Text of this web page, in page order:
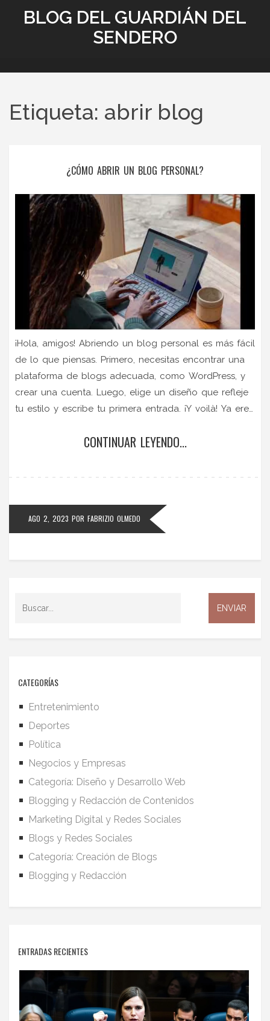
BLOG DEL GUARDIÁN DEL
SENDERO
Etiqueta: abrir blog
¿CÓMO ABRIR UN BLOG PERSONAL?
¡Hola, amigos! Abriendo un blog personal es más fácil
de lo que piensas. Primero, necesitas encontrar una
plataforma de blogs adecuada, como WordPress, y
crear una cuenta. Luego, elige un diseño que refleje
tu estilo y escribe tu primera entrada. ¡Y voilà! Ya eres
tan divertido como un paseo en un unicornio.
CONTINUAR LEYENDO...
AGO 2, 2023 POR FABRIZIO OLMEDO
CATEGORÍAS
Entretenimiento
Deportes
Política
Negocios y Empresas
Categoría: Diseño y Desarrollo Web
Blogging y Redacción de Contenidos
Marketing Digital y Redes Sociales
Blogs y Redes Sociales
Categoría: Creación de Blogs
Blogging y Redacción
ENTRADAS RECIENTES